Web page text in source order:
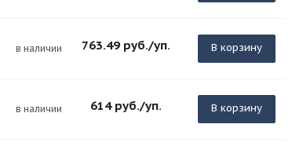
в наличии 763.49 руб./уп. В корзину
в наличии 614руб./уп. В корзину